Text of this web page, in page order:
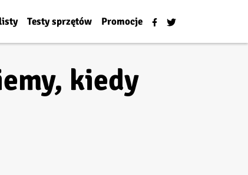
Testy sprzętów Promocje
kiedy